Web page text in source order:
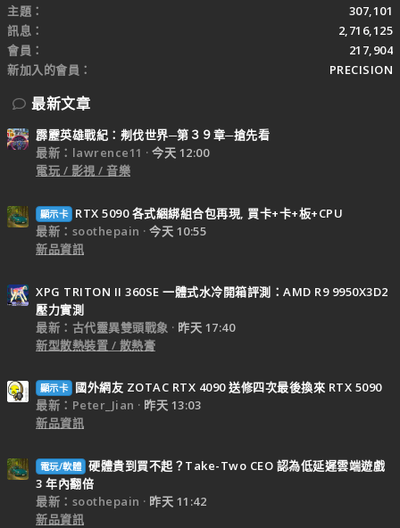
主題
307,101
訊息
2,716,125
會員
217,904
新加入的會員
PRECISION
最新文章
霹靂英雄戰紀：刜伐世界─第３９章─搶先看
最新：lawrence11
今天 12:00
電玩 / 影視 / 音樂
顯示卡
RTX 5090 各式綑綁組合包再現, 買卡+卡+板+CPU
最新：soothepain
今天 10:55
新品資訊
XPG TRITON II 360SE 一體式水冷開箱評測：AMD R9 9950X3D2
壓力實測
最新：古代靈異雙頭戰象
昨天 17:40
新型散熱裝置 / 散熱膏
顯示卡
國外網友 ZOTAC RTX 4090 送修四次最後換來 RTX 5090
最新：Peter_Jian
昨天 13:03
新品資訊
電玩/軟體 硬體貴到買不起？Take-Two CEO 認為低延遲雲端遊戲
3 年內翻倍
最新：soothepain
昨天 11:42
新品資訊